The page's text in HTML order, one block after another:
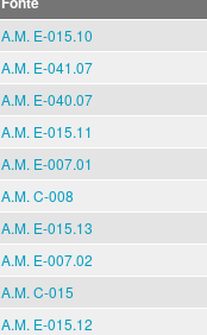
A.M. E-015.10
A.M. E-041.07
A.M. E-040.07
A.M. E-015.11
A.M. E-007.01
A.M. C-008
A.M. E-015.13
A.M. E-007.02
A.M. C-015
A.M. E-015.12